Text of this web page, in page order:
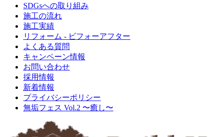
SDGsへの取り組み
施工の流れ
施工実績
リフォーム - ビフォーアフター
よくある質問
キャンペーン情報
お問い合わせ
採用情報
新着情報
プライバシーポリシー
無垢フェス Vol.2 〜癒し〜